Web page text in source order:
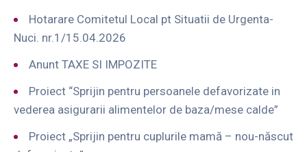
Hotarare Comitetul Local pt Situatii de Urgenta-
Nuci. nr.1/15.04.2026
Anunt TAXE SI IMPOZITE
Proiect “Sprijin pentru persoanele defavorizate in
vederea asigurarii alimentelor de baza/mese calde”
Proiect „Sprijin pentru cuplurile mamă – nou-născut